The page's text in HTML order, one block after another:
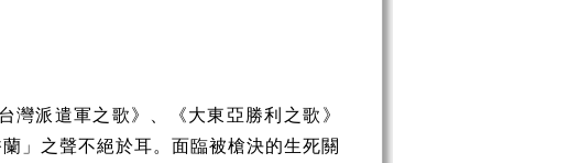
派遣軍之歌》、《大東亞勝利之歌》
」之聲不絕於耳。面臨被槍決的生死關